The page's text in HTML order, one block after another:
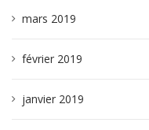
mars 2019
février 2019
janvier 2019